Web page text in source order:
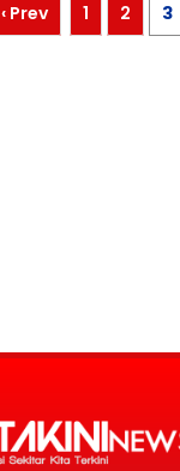
‹ Prev 1 2 3